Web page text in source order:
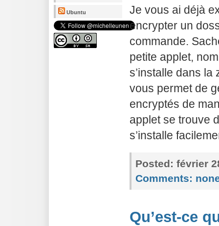
Ubuntu
Je vous ai déjà
encrypter un
commande.
petite applet,
s’installe dans la
vous permet de
encryptés de
applet se trouve
s’installe
Posted: février
Comments:
Qu’est-ce